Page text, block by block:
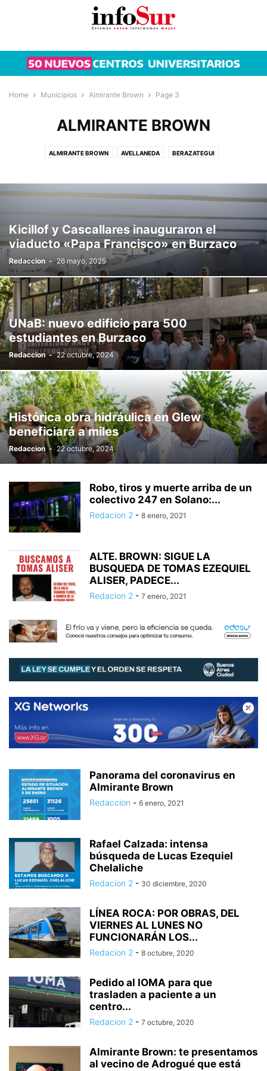
Home Municipios Almirante Brown Page 3
ALMIRANTE BROWN
ALMIRANTE BROWN AVELLANEDA BERAZATEGUI
LOMAS DE ZAMORA QUILMES
Kicillof y Cascallares inauguraron el
viaducto «Papa Francisco» en Burzaco
Redaccion - 26 mayo, 2025
UNaB: nuevo edificio para 500
estudiantes en Burzaco
Redaccion - 22 octubre, 2024
Histórica obra hidráulica en Glew
beneficiará a miles
Redaccion - 22 octubre, 2024
Robo, tiros y muerte arriba de un
colectivo 247 en Solano:...
Redacion 2 - 8 enero, 2021
ALTE. BROWN: SIGUE LA
BUSQUEDA DE TOMAS EZEQUIEL
ALISER, PADECE...
Redacion 2 - 7 enero, 2021
Panorama del coronavirus en
Almirante Brown
Redaccion - 6 enero, 2021
Rafael Calzada: intensa
búsqueda de Lucas Ezequiel
Chelaliche
Redacion 2 - 30 diciembre, 2020
LÍNEA ROCA: POR OBRAS, DEL
VIERNES AL LUNES NO
FUNCIONARÁN LOS...
Redacion 2 - 8 octubre, 2020
Pedido al IOMA para que
trasladen a paciente a un
centro...
Redacion 2 - 7 octubre, 2020
Almirante Brown: te presentamos
al vecino de Adrogué que está